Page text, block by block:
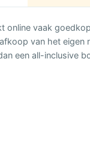
online vaak
van het eigen
een all-inclusive